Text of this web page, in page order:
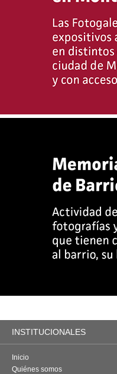
INSTITUCIONALES
Inicio
Quiénes somos